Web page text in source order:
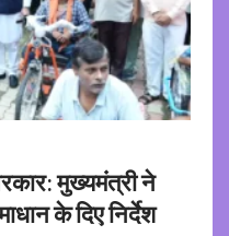
मुख्यमंत्री ने
के दिए निर्देश